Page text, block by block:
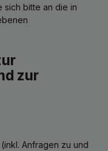
sich bitte an die in
zur
Anfragen zu und